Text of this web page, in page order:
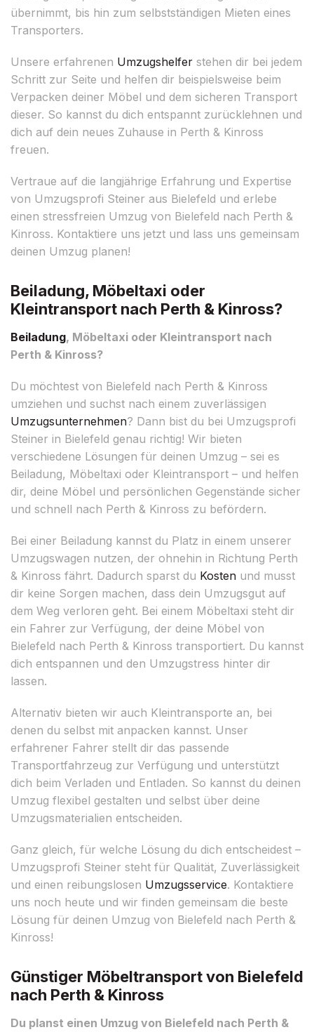
übernimmt, bis hin zum selbstständigen Mieten eines
Transporters.
Unsere erfahrenen Umzugshelfer stehen dir bei jedem
Schritt zur Seite und helfen dir beispielsweise beim
Verpacken deiner Möbel und dem sicheren Transport
dieser. So kannst du dich entspannt zurücklehnen und
dich auf dein neues Zuhause in Perth & Kinross
freuen.
Vertraue auf die langjährige Erfahrung und Expertise
von Umzugsprofi Steiner aus Bielefeld und erlebe
einen stressfreien Umzug von Bielefeld nach Perth &
Kinross. Kontaktiere uns jetzt und lass uns gemeinsam
deinen Umzug planen!
Beiladung, Möbeltaxi oder
Kleintransport nach Perth & Kinross?
Beiladung, Möbeltaxi oder Kleintransport nach
Perth & Kinross?
Du möchtest von Bielefeld nach Perth & Kinross
umziehen und suchst nach einem zuverlässigen
Umzugsunternehmen? Dann bist du bei Umzugsprofi
Steiner in Bielefeld genau richtig! Wir bieten
verschiedene Lösungen für deinen Umzug – sei es
Beiladung, Möbeltaxi oder Kleintransport – und helfen
dir, deine Möbel und persönlichen Gegenstände sicher
und schnell nach Perth & Kinross zu befördern.
Bei einer Beiladung kannst du Platz in einem unserer
Umzugswagen nutzen, der ohnehin in Richtung Perth
& Kinross fährt. Dadurch sparst du Kosten und musst
dir keine Sorgen machen, dass dein Umzugsgut auf
dem Weg verloren geht. Bei einem Möbeltaxi steht dir
ein Fahrer zur Verfügung, der deine Möbel von
Bielefeld nach Perth & Kinross transportiert. Du kannst
dich entspannen und den Umzugstress hinter dir
lassen.
Alternativ bieten wir auch Kleintransporte an, bei
denen du selbst mit anpacken kannst. Unser
erfahrener Fahrer stellt dir das passende
Transportfahrzeug zur Verfügung und unterstützt
dich beim Verladen und Entladen. So kannst du deinen
Umzug flexibel gestalten und selbst über deine
Umzugsmaterialien entscheiden.
Ganz gleich, für welche Lösung du dich entscheidest –
Umzugsprofi Steiner steht für Qualität, Zuverlässigkeit
und einen reibungslosen Umzugsservice. Kontaktiere
uns noch heute und wir finden gemeinsam die beste
Lösung für deinen Umzug von Bielefeld nach Perth &
Kinross!
Günstiger Möbeltransport von Bielefeld
nach Perth & Kinross
Du planst einen Umzug von Bielefeld nach Perth &